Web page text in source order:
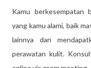
Kamu berkesempatan
yang kamu alami, baik
lainnya dan
perawatan kulit.